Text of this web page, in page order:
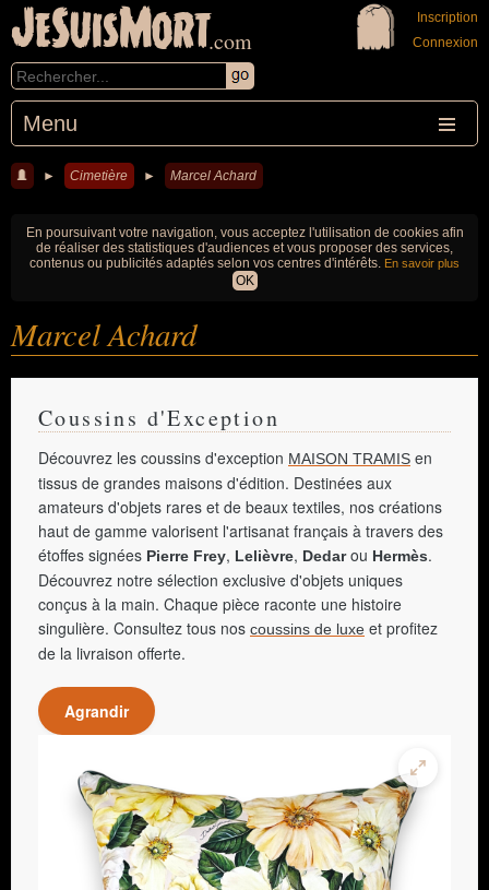
JeSuisMort.com
Menu
Inscription
Connexion
► Cimetière ► Marcel Achard
En poursuivant votre navigation, vous acceptez l'utilisation de cookies afin
de réaliser des statistiques d'audiences et vous proposer des services,
contenus ou publicités adaptés selon vos centres d'intérêts. En savoir plus
OK
Marcel Achard
Coussins d'Exception
Découvrez les coussins d'exception MAISON TRAMIS en
tissus de grandes maisons d'édition. Destinées aux
amateurs d'objets rares et de beaux textiles, nos créations
haut de gamme valorisent l'artisanat français à travers des
étoffes signées Pierre Frey, Lelièvre, Dedarou Hermès.
Découvrez notre sélection exclusive d'objets uniques
conçus à la main. Chaque pièce raconte une histoire
singulière. Consultez tous nos coussins de luxe et profitez
de la livraison offerte.
Agrandir